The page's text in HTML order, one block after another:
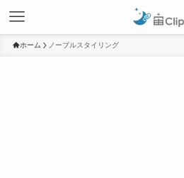
ホーム ノーブルスタイリング